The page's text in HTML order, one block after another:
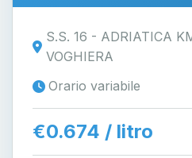
S.S. 16 - ADRIATICA
VOGHIERA
Orario variabile
€0.674 / litro